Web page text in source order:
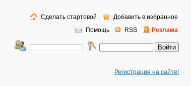
Регистрация на сайте!
Помощь RSS Реклама
Сделать стартовой Добавить в избранное